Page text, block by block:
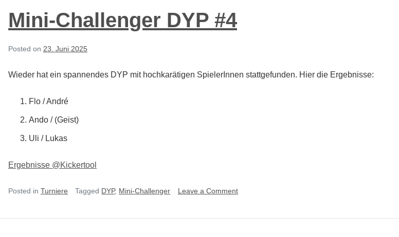
Mini-Challenger DYP #4
Posted on 23. Juni 2025
Wieder hat ein spannendes DYP mit hochkarätigen SpielerInnen stattgefunden. Hier die Ergebnisse:
Flo / André
Ando / (Geist)
Uli / Lukas
Ergebnisse @Kickertool
Posted in Turniere Tagged DYP, Mini-Challenger Leave a Commenton